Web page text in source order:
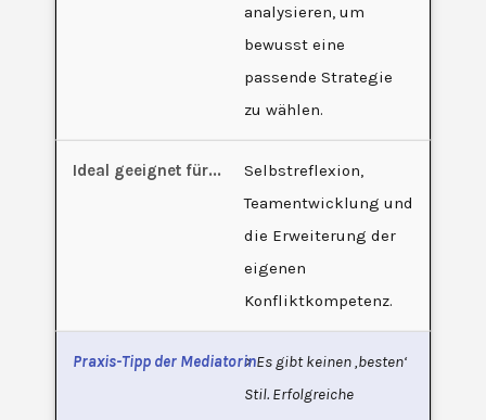
analysieren, um
bewusst eine
passende Strategie
zu wählen.
Selbstreflexion,
Teamentwicklung und
die Erweiterung der
eigenen
Konfliktkompetenz.
> Es gibt keinen ‚besten‘
Stil. Erfolgreiche